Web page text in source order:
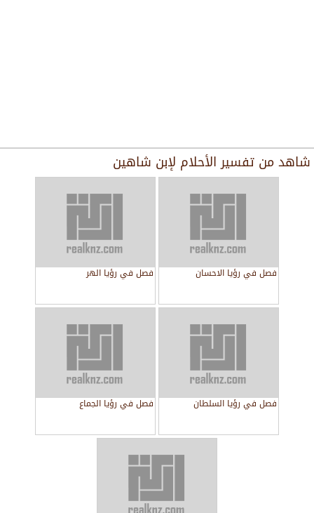
شاهد من تفسير الأحلام لإبن شاهين
فصل في رؤيا الاحسان فصل في رؤيا الهر
فصل في رؤيا السلطان فصل في رؤيا الجماع